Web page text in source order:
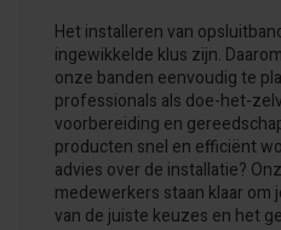
Het installeren van
ingewikkelde klus zijn.
onze banden eenvoudig te
professionals als doe-het-
voorbereiding en
producten snel en efficiënt
advies over de installatie?
medewerkers staan klaar om
van de juiste keuzes en het